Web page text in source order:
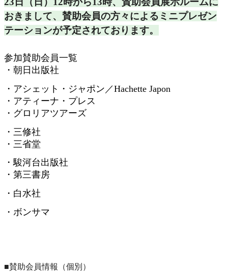
おきまして、 賛助会員の方々によるミニプレゼン
テーションが予定されております。
参加賛助会員一覧
・朝日出版社
・アシェット・ジャポン／Hachette Japon
・アティーナ・プレス
・グロリアツアーズ
・三修社
・三省堂
・駿河台出版社
・第三書房
・白水社
・ボンサマ
■賛助会員情報（個別）